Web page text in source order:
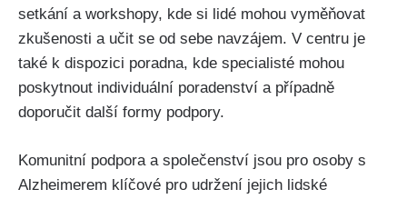
setkání a workshopy, kde si lidé mohou vyměňovat
zkušenosti a učit se od sebe navzájem. V centru je
také k dispozici poradna, kde specialisté mohou
poskytnout individuální poradenství a případně
doporučit další formy podpory.
Komunitní podpora a společenství jsou pro osoby s
Alzheimerem klíčové pro udržení jejich lidské